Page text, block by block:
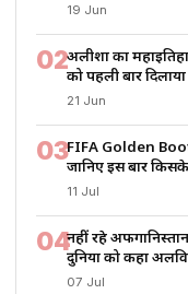
19 Jun
02अलीशा का
को पहली बार
21 Jun
03FIFA Golden
जानिए इस बार
11 Jul
04नहीं रहे
दुनिया को कहा
07 Jul